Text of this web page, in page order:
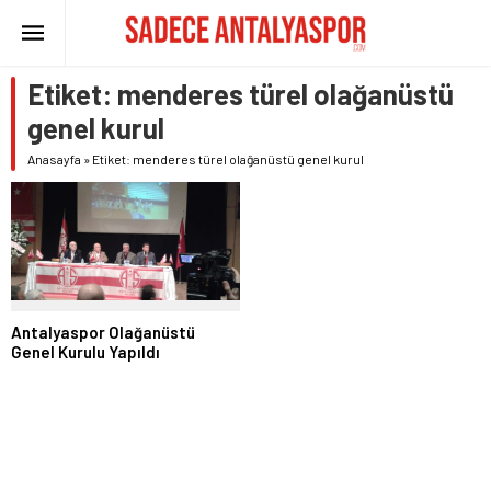
Etiket: menderes türel olağanüstü
genel kurul
Anasayfa » Etiket: menderes türel olağanüstü genel kurul
Antalyaspor Olağanüstü
Genel Kurulu Yapıldı